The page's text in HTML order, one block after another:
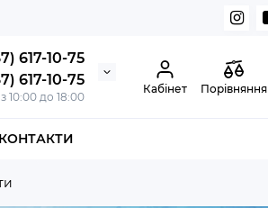
617-10-75
617-10-75
10:00 до 18:00
Кабінет Порівняння
КОНТАКТИ